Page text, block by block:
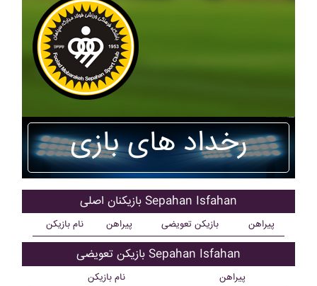
رخداد های بازی
بازیکنان اصلی Sepahan Isfahan
نام بازیکن پیراهن بازیکن تعویضی پیراهن
بازیکن تعویضی Sepahan Isfahan
نام بازیکن پیراهن